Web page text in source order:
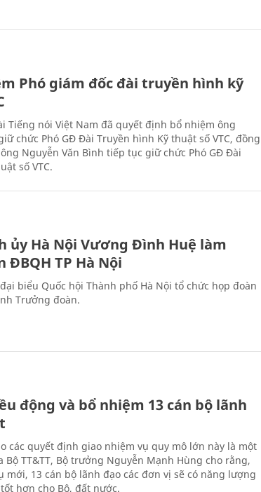
Phó giám đốc đài truyền hình kỹ
Tiếng nói Việt Nam đã quyết định bổ nhiệm ông
chức Phó GĐ Đài Truyền hình Kỹ thuật số VTC, đồng
Nguyễn Văn Bình tiếp tục giữ chức Phó GĐ Đài
số VTC.
ủy Hà Nội Vương Đình Huệ làm
TP Hà Nội
biểu Quốc hội Thành phố Hà Nội tổ chức họp đoàn
Trưởng đoàn.
động và bổ nhiệm 13 cán bộ lãnh
các quyết định giao nhiệm vụ quy mô lớn này là một
Bộ TT&TT, Bộ trưởng Nguyễn Mạnh Hùng cho rằng,
mới, 13 cán bộ lãnh đạo các đơn vị sẽ có năng lượng
hơn cho Bộ, đất nước.